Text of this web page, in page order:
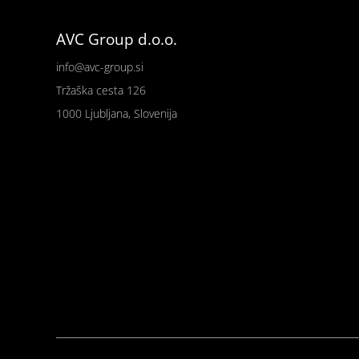
AVC Group d.o.o.
info@avc-group.si
Tržaška cesta 126
1000 Ljubljana, Slovenija